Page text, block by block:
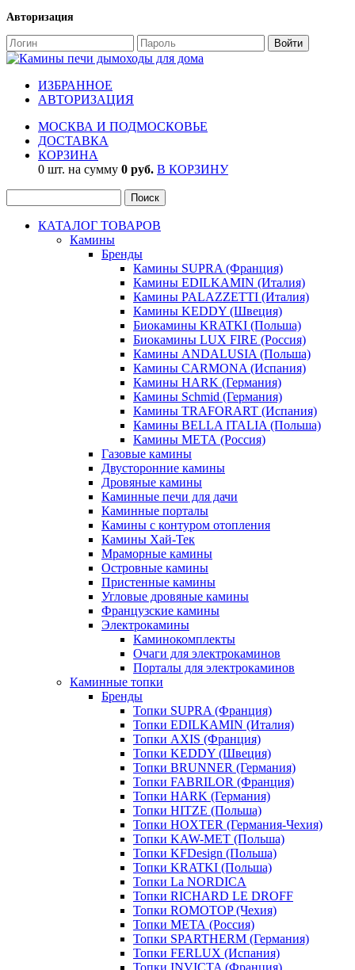
Авторизация
ИЗБРАННОЕ
АВТОРИЗАЦИЯ
МОСКВА И ПОДМОСКОВЬЕ
ДОСТАВКА
КОРЗИНА
0 шт. на сумму 0 руб. В КОРЗИНУ
КАТАЛОГ ТОВАРОВ
Камины
Бренды
Камины SUPRA (Франция)
Камины EDILKAMIN (Италия)
Камины PALAZZETTI (Италия)
Камины KEDDY (Швеция)
Биокамины KRATKI (Польша)
Биокамины LUX FIRE (Россия)
Камины ANDALUSIA (Польша)
Камины CARMONA (Испания)
Камины HARK (Германия)
Камины Schmid (Германия)
Камины TRAFORART (Испания)
Камины BELLA ITALIA (Польша)
Камины МЕТА (Россия)
Газовые камины
Двусторонние камины
Дровяные камины
Каминные печи для дачи
Каминные порталы
Камины с контуром отопления
Камины Хай-Тек
Мраморные камины
Островные камины
Пристенные камины
Угловые дровяные камины
Французские камины
Электрокамины
Каминокомплекты
Очаги для электрокаминов
Порталы для электрокаминов
Каминные топки
Бренды
Топки SUPRA (Франция)
Топки EDILKAMIN (Италия)
Топки AXIS (Франция)
Топки KEDDY (Швеция)
Топки BRUNNER (Германия)
Топки FABRILOR (Франция)
Топки HARK (Германия)
Топки HITZE (Польша)
Топки HOXTER (Германия-Чехия)
Топки KAW-MET (Польша)
Топки KFDesign (Польша)
Топки KRATKI (Польша)
Топки La NORDICA
Топки RICHARD LE DROFF
Топки ROMOTOP (Чехия)
Топки МЕТА (Россия)
Топки SPARTHERM (Германия)
Топки FERLUX (Испания)
Топки INVICTA (Франция)